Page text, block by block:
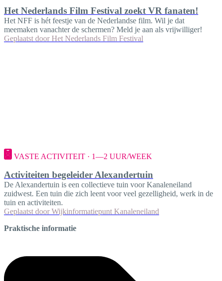
Het Nederlands Film Festival zoekt VR fanaten!
Het NFF is hét feestje van de Nederlandse film. Wil je dat
meemaken vanachter de schermen? Meld je aan als vrijwilliger!
Geplaatst door Het Nederlands Film Festival
VASTE ACTIVITEIT · 1—2 UUR/WEEK
Activiteiten begeleider Alexandertuin
De Alexandertuin is een collectieve tuin voor Kanaleneiland
zuidwest. Een tuin die zich leent voor veel gezelligheid, werk in de
tuin en activiteiten.
Geplaatst door Wijkinformatiepunt Kanaleneiland
Praktische informatie